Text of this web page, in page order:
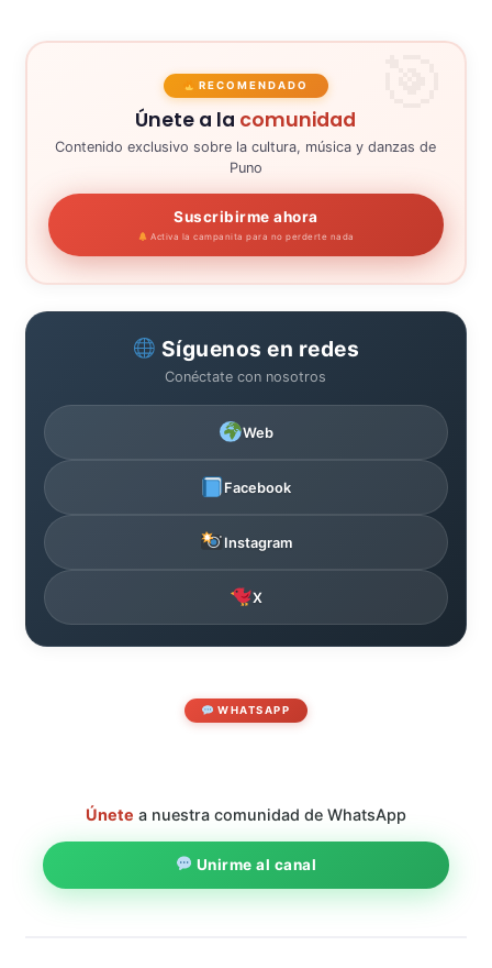
RECOMENDADO
Únete a la comunidad
Contenido exclusivo sobre la cultura, música y danzas de
Puno
Suscribirme ahora
Activa la campanita para no perderte nada
Síguenos en redes
Conéctate con nosotros
Web
Facebook
Instagram
X
WHATSAPP
Únete a nuestra comunidad de WhatsApp
Unirme al canal